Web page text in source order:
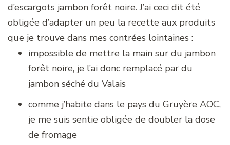
d’escargots jambon forêt noire. J’ai ceci dit été
obligée d’adapter un peu la recette aux produits
que je trouve dans mes contrées lointaines :
impossible de mettre la main sur du jambon
forêt noire, je l’ai donc remplacé par du
jambon séché du Valais
comme j’habite dans le pays du Gruyère AOC,
je me suis sentie obligée de doubler la dose
de fromage